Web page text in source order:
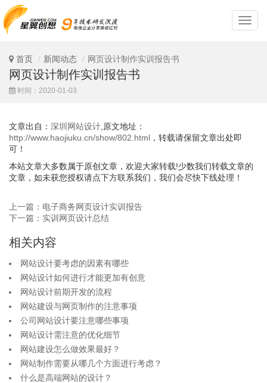
深
圳
首页 新闻动态 网页设计制作实训报告书
网页设计制作实训报告书
时间：2020-01-03
文章出自： 深圳网站设计 ,原文地址：
http://www.haojiuku.cn/show/802.html ，转载请保留文章出处即
可！
本站文章大多数属于原创文章，欢迎大家转载!少数我们转载文章的
文章，如未获您授权请点下方联系我们，我们会尽快下线处理！
上一篇：电子商务网页设计实训报告
下一篇：实训网页设计总结
相关内容
网站设计要考虑的因素有哪些
网站设计如何进行才能更加有创意
网站设计前期开发的流程
网站建设与网页制作的注意事项
公司网站设计要注意哪些事项
网站设计需注意的优化细节
网站建设怎么做效果最好？
网站制作需要从哪几个方面进行考虑？
什么是高端网站的设计？